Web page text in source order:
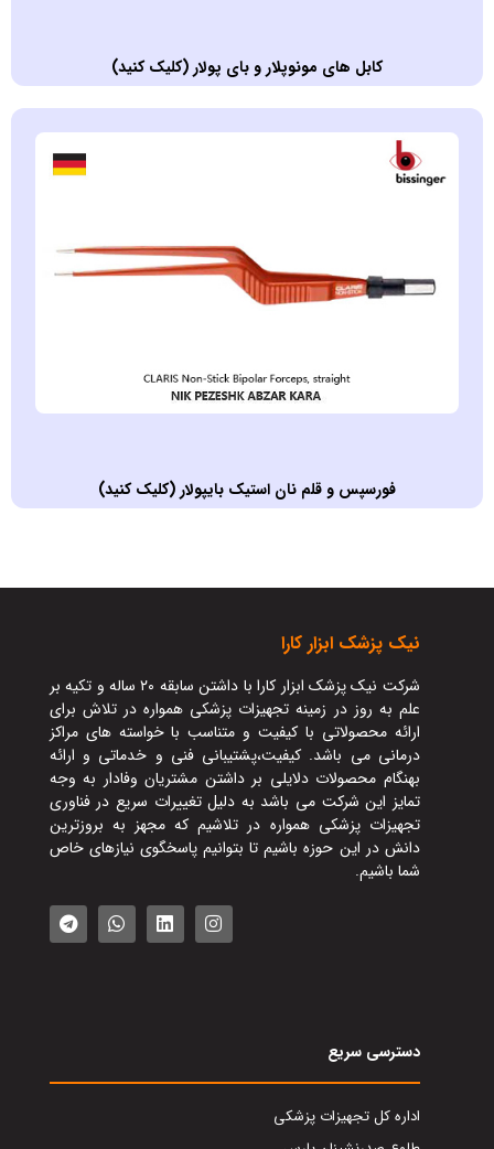
کابل های مونوپلار و بای پولار (کليک کنيد)
فورسپس و قلم نان استيک بايپولار (کليک کنيد)
نيک پزشک ابزار کارا
شرکت نیک پزشک ابزار کارا با داشتن سابقه ۲۰ ساله و تکیه بر
علم به روز در زمینه تجهیزات پزشکی همواره در تلاش برای
ارائه محصولاتی با کیفیت و متناسب با خواسته های مراکز
درمانی می باشد. کیفیت،پشتیبانی فنی و خدماتی و ارائه
بهنگام محصولات دلایلی بر داشتن مشتریان وفادار به وجه
تمایز این شرکت می باشد به دلیل تغییرات سریع در فناوری
تجهیزات پزشکی همواره در تلاشیم که مجهز به بروزترین
دانش در این حوزه باشیم تا بتوانیم پاسخگوی نیازهای خاص
شما باشیم.
دسترسی سریع
اداره کل تجهیزات پزشکی